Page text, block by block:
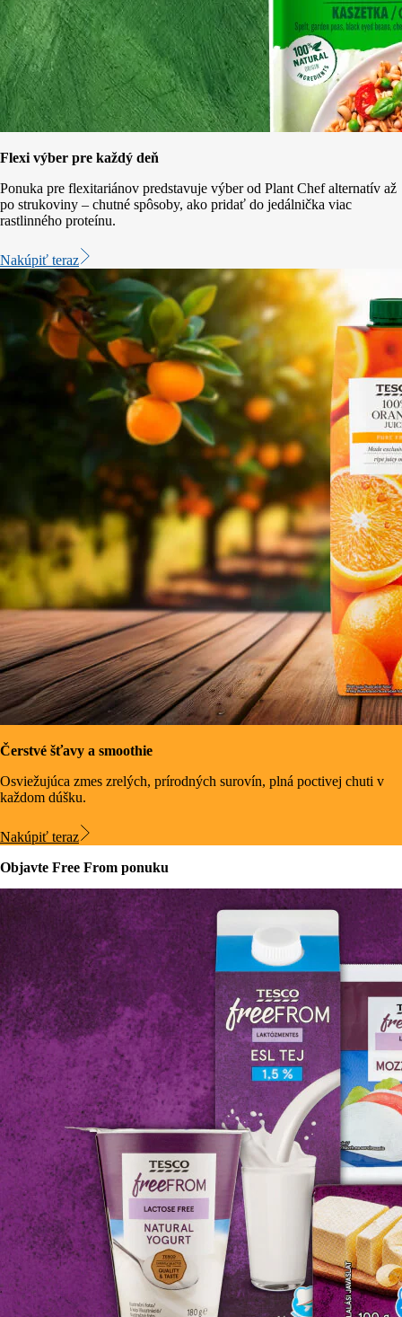
Flexi výber pre každý deň
Ponuka pre flexitariánov predstavuje výber od Plant Chef alternatív až
po strukoviny – chutné spôsoby, ako pridať do jedálnička viac
rastlinného proteínu.
Nakúpiť teraz
Čerstvé šťavy a smoothie
Osviežujúca zmes zrelých, prírodných surovín, plná poctivej chuti v
každom dúšku.
Nakúpiť teraz
Objavte Free From ponuku